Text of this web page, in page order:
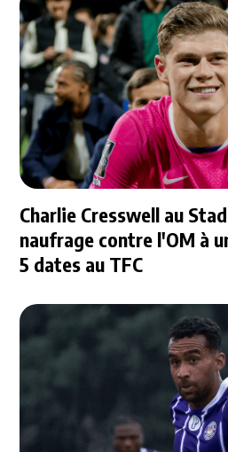
Charlie Cresswell au
naufrage contre l'OM à
5 dates au TFC